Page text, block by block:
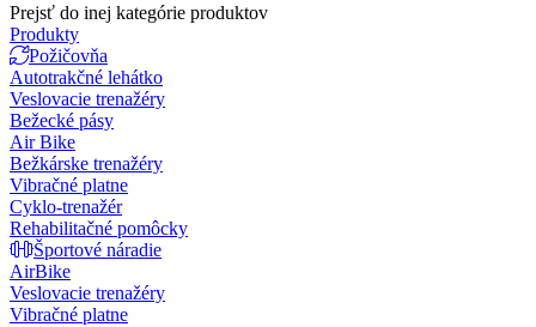
Prejsť do inej kategórie produktov
Produkty
Požičovňa
Autotrakčné lehátko
Veslovacie trenažéry
Bežecké pásy
Air Bike
Bežkárske trenažéry
Vibračné platne
Cyklo-trenažér
Rehabilitačné pomôcky
Športové náradie
AirBike
Veslovacie trenažéry
Vibračné platne